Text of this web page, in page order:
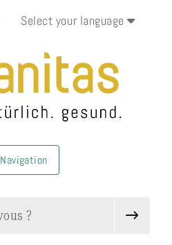
Select your language
Navigation